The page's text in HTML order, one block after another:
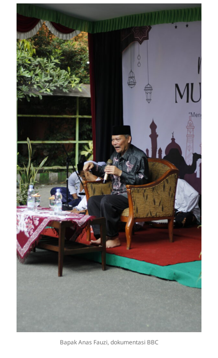
Bapak Anas Fauzi, dokumentasi BBC